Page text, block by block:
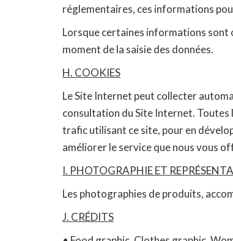
réglementaires, ces informations
Lorsque certaines informations sont
moment de la saisie des données.
H. COOKIES
Le Site Internet peut collecter
consultation du Site Internet.
trafic utilisant ce site, pour en
améliorer le service que nous vous
I. PHOTOGRAPHIE ET
Les photographies de produits,
J. CRÉDITS